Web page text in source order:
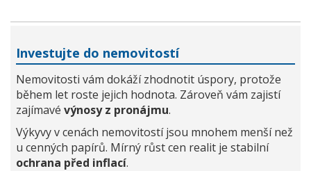
Investujte do nemovitostí
Nemovitosti vám dokáží zhodnotit úspory, protože
během let roste jejich hodnota. Zároveň vám zajistí
zajímavé výnosy z pronájmu.
Výkyvy v cenách nemovitostí jsou mnohem menší než
u cenných papírů. Mírný růst cen realit je stabilní
ochrana před inflací.